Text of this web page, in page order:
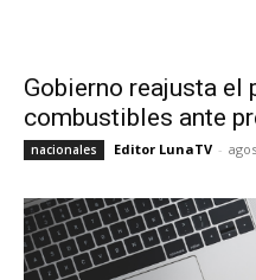
Gobierno reajusta el
combustibles ante
nacionales Editor LunaTV -